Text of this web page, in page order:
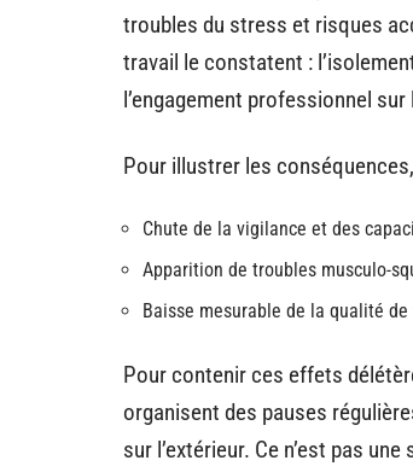
troubles du stress et risques
travail le constatent :
l’engagement professionnel sur
Pour illustrer les
Chute de la vigilance et des
Apparition de troubles musculo-
Baisse mesurable de la qualité
Pour contenir ces effets
organisent des pauses
sur l’extérieur. Ce n’est pas